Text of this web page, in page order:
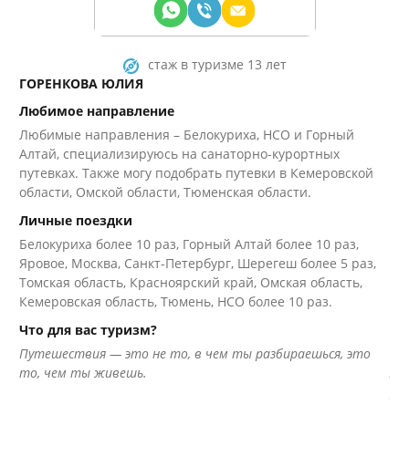
стаж в туризме 13 лет
ГОРЕНКОВА ЮЛИЯ
Любимое направление
Любимые направления – Белокуриха, НСО и Горный
Алтай, специализируюсь на санаторно-курортных
путевках. Также могу подобрать путевки в Кемеровской
области, Омской области, Тюменская области.
Личные поездки
Белокуриха более 10 раз, Горный Алтай более 10 раз,
Яровое, Москва, Санкт-Петербург, Шерегеш более 5 раз,
Томская область, Красноярский край, Омская область,
Кемеровская область, Тюмень, НСО более 10 раз.
Что для вас туризм?
Путешествия — это не то, в чем ты разбираешься, это
то, чем ты живешь.